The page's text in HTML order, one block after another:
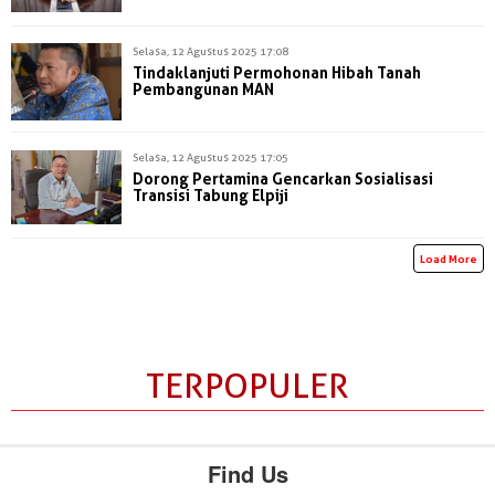
Selasa, 12 Agustus 2025 17:08
Tindaklanjuti Permohonan Hibah Tanah
Pembangunan MAN
Selasa, 12 Agustus 2025 17:05
Dorong Pertamina Gencarkan Sosialisasi
Transisi Tabung Elpiji
Load More
TERPOPULER
Find Us